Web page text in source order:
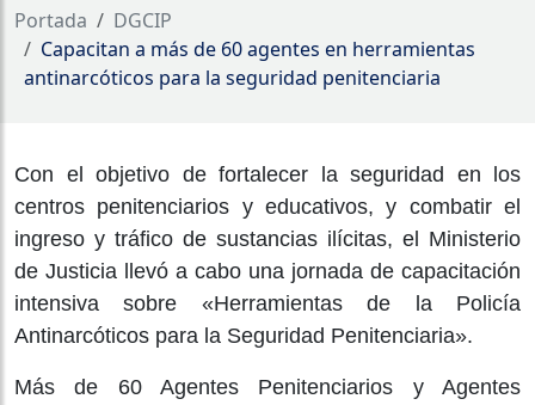
Portada
DGCIP
Capacitan a más de 60 agentes en herramientas
antinarcóticos para la seguridad penitenciaria
Con el objetivo de fortalecer la seguridad en los
centros penitenciarios y educativos, y combatir el
ingreso y tráfico de sustancias ilícitas, el Ministerio
de Justicia llevó a cabo una jornada de capacitación
intensiva sobre «Herramientas de la Policía
Antinarcóticos para la Seguridad Penitenciaria».
Más de 60 Agentes Penitenciarios y Agentes